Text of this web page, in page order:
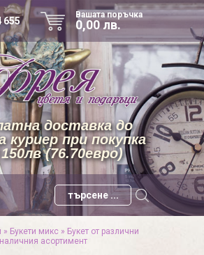
655
Вашата поръчка
0,00 лв.
доставка до
куриер при покупка
(76.70евро)
» Букети микс » Букет от различни
асортимент